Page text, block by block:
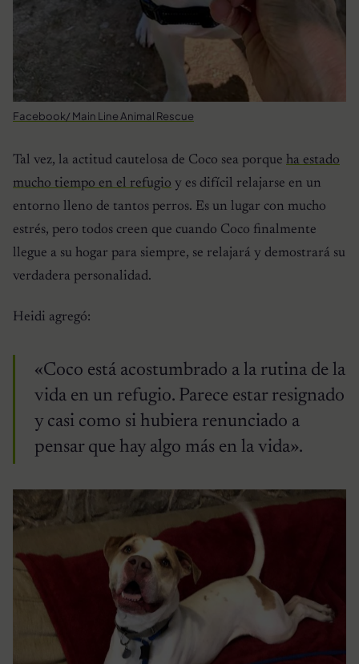
Facebook/ Main Line Animal Rescue
Tal vez, la actitud cautelosa de Coco sea porque ha estado
mucho tiempo en el refugio y es difícil relajarse en un
entorno lleno de tantos perros. Es un lugar con mucho
estrés, pero todos creen que cuando Coco finalmente
llegue a su hogar para siempre, se relajará y demostrará su
verdadera personalidad.
Heidi agregó:
«Coco está acostumbrado a la rutina de la
vida en un refugio. Parece estar resignado
y casi como si hubiera renunciado a
pensar que hay algo más en la vida».